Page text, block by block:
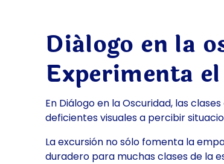
Diálogo en la
Experimenta
En Diálogo en la Oscuridad, las
deficientes visuales a percibir
La excursión no sólo fomenta la
duradero para muchas clases de la